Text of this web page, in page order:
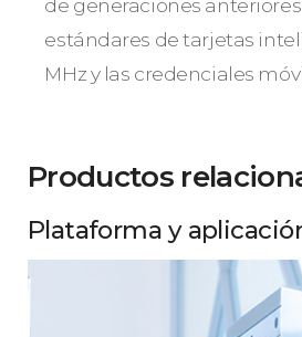
estándares de tarjetas
MHz y las credenciales
Productos
Plataforma y